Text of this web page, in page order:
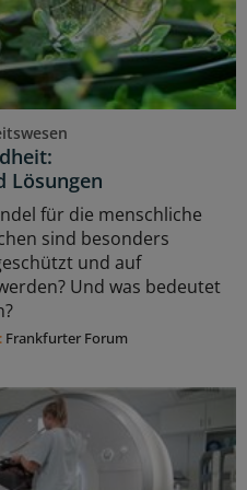
Lösungen
für die menschliche
sind besonders
und auf
Und was bedeutet
Frankfurter Forum